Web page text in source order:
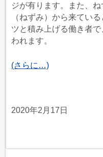
ジが有ります。また、
（ねずみ）から来てい
ツと積み上げる働き者
われます。
(さらに…)
2020年2月17日